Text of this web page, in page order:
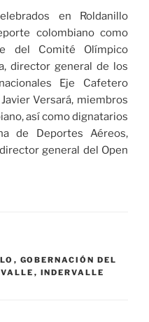
en Roldanillo
colombiano como
del Comité Olímpico
director general de los
Eje Cafetero
Versará, miembros
así como dignatarios
de Deportes Aéreos,
general del Open
, GOBERNACIÓN DEL
, INDERVALLE